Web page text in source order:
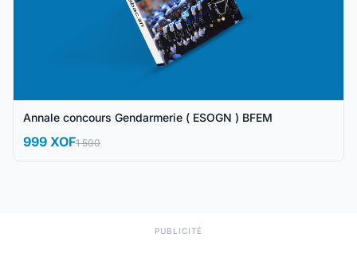
Annale concours Gendarmerie ( ESOGN ) BFEM
999 XOF1 500
PUBLICITÉ